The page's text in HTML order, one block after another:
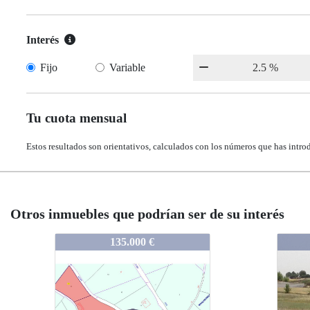
Interés
Fijo Variable
Tu cuota mensual
Estos resultados son orientativos, calculados con los números que has
Otros inmuebles que podrían ser de su interés
135.000 €